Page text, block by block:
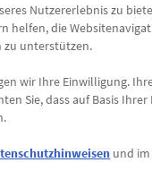
Nutzererlebnis zu
die
zu unterstützen.
wir Ihre Einwilligung.
Sie, dass auf Basis
und im